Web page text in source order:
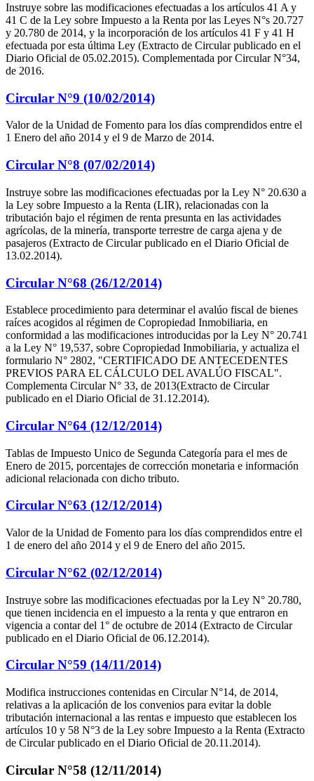
Instruye sobre las modificaciones efectuadas a los artículos 41 A y
41 C de la Ley sobre Impuesto a la Renta por las Leyes N°s 20.727
y 20.780 de 2014, y la incorporación de los artículos 41 F y 41 H
efectuada por esta última Ley (Extracto de Circular publicado en el
Diario Oficial de 05.02.2015). Complementada por Circular N°34,
de 2016.
Circular N°9 (10/02/2014)
Valor de la Unidad de Fomento para los días comprendidos entre el
1 Enero del año 2014 y el 9 de Marzo de 2014.
Circular N°8 (07/02/2014)
Instruye sobre las modificaciones efectuadas por la Ley N° 20.630 a
la Ley sobre Impuesto a la Renta (LIR), relacionadas con la
tributación bajo el régimen de renta presunta en las actividades
agrícolas, de la minería, transporte terrestre de carga ajena y de
pasajeros (Extracto de Circular publicado en el Diario Oficial de
13.02.2014).
Circular N°68 (26/12/2014)
Establece procedimiento para determinar el avalúo fiscal de bienes
raíces acogidos al régimen de Copropiedad Inmobiliaria, en
conformidad a las modificaciones introducidas por la Ley N° 20.741
a la Ley N° 19,537, sobre Copropiedad Inmobiliaria, y actualiza el
formulario N° 2802, "CERTIFICADO DE ANTECEDENTES
PREVIOS PARA EL CÁLCULO DEL AVALÚO FISCAL".
Complementa Circular N° 33, de 2013(Extracto de Circular
publicado en el Diario Oficial de 31.12.2014).
Circular N°64 (12/12/2014)
Tablas de Impuesto Unico de Segunda Categoría para el mes de
Enero de 2015, porcentajes de corrección monetaria e información
adicional relacionada con dicho tributo.
Circular N°63 (12/12/2014)
Valor de la Unidad de Fomento para los días comprendidos entre el
1 de enero del año 2014 y el 9 de Enero del año 2015.
Circular N°62 (02/12/2014)
Instruye sobre las modificaciones efectuadas por la Ley N° 20.780,
que tienen incidencia en el impuesto a la renta y que entraron en
vigencia a contar del 1° de octubre de 2014 (Extracto de Circular
publicado en el Diario Oficial de 06.12.2014).
Circular N°59 (14/11/2014)
Modifica instrucciones contenidas en Circular N°14, de 2014,
relativas a la aplicación de los convenios para evitar la doble
tributación internacional a las rentas e impuesto que establecen los
artículos 10 y 58 N°3 de la Ley sobre Impuesto a la Renta (Extracto
de Circular publicado en el Diario Oficial de 20.11.2014).
Circular N°58 (12/11/2014)